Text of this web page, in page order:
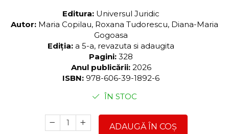
Editura: Universul Juridic
Autor: Maria Copilau, Roxana Tudorescu, Diana-Maria
Gogoasa
Ediția: a 5-a, revazuta si adaugita
Pagini: 328
Anul publicării: 2026
ISBN: 978-606-39-1892-6
ÎN STOC
ADAUGĂ ÎN COȘ